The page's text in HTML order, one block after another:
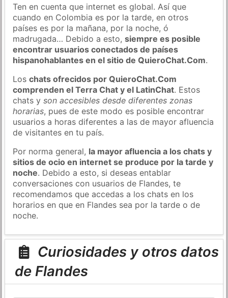
Ten en cuenta que internet es global. Así que
cuando en Colombia es por la tarde, en otros
países es por la mañana, por la noche, ó
madrugada… Debido a esto,siempre es posible
encontrar usuarios conectados de países
hispanohablantes en el sitio de QuieroChat.Com.
Loschats ofrecidos por QuieroChat.Com
comprenden el Terra Chat y el LatinChat. Estos
chats yson accesibles desde diferentes zonas
horarias, pues de este modo es posible encontrar
usuarios a horas diferentes a las de mayor afluencia
de visitantes en tu país.
Por norma general, la mayor afluencia a los chats y
sitios de ocio en internet se produce por la tarde y
noche. Debido a esto, si deseas entablar
conversaciones con usuarios de Flandes, te
recomendamos que accedas a los chats en los
horarios en que en Flandes sea por la tarde o de
noche.
Curiosidades y otros datos
de Flandes